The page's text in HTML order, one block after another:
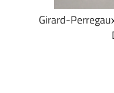
Girard-